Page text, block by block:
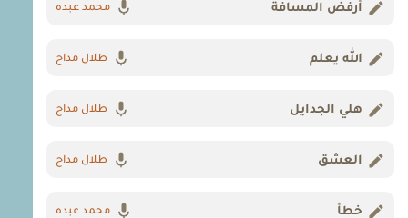
أرفض المسافة محمد عبده
الله يعلم طلال مداح
هلي الجدايل طلال مداح
العشق طلال مداح
خطأ محمد عبده